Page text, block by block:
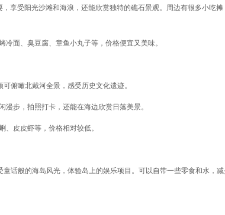
享受阳光沙滩和海浪，还能欣赏独特的礁石景观。周边有很多小吃
冷面、臭豆腐、章鱼小丸子等，价格便宜又美味。
俯瞰北戴河全景，感受历史文化遗迹。
漫步，拍照打卡，还能在海边欣赏日落美景。
、皮皮虾等，价格相对较低。
话般的海岛风光，体验岛上的娱乐项目。可以自带一些零食和水，减